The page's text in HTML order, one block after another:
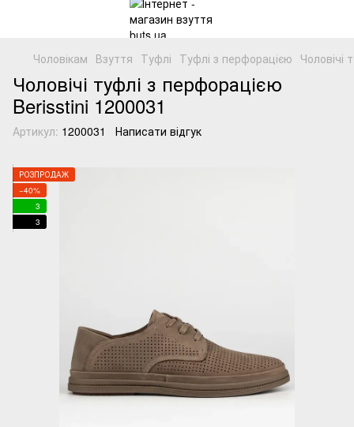
Чоловікам Взуття Туфлі Туфлі з перфорацією
Чоловічі туфлі з перфорацією
Berisstini 1200031
Артикул: 1200031 Написати відгук
РОЗПРОДАЖ
−40%
3
3